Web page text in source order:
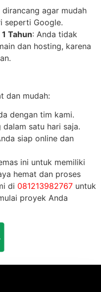
dirancang agar mudah
seperti Google.
Tahun: Anda tidak
dan hosting, karena
dan mudah:
dengan tim kami.
satu hari saja.
siap online dan
ini untuk memiliki
hemat dan proses
di 081213982767 untuk
proyek Anda